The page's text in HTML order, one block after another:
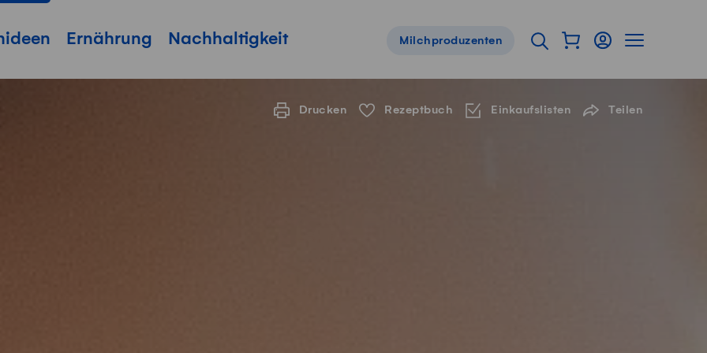
Ernährung Nachhaltigkeit
Servicenavigation
Milchproduzenten Suche öffnen
Warenkorb als
Login
Drucken Rezeptbuch Einkaufslisten Teilen